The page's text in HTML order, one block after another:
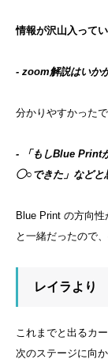
情報が沢山入って
- zoom解説はいか
分かりやすかったで
- 「もしBlue Print
◯○できた」などと
Blue Print の方向
と一緒だったので、
レイラより
これまでと出るカ
次のステージに向